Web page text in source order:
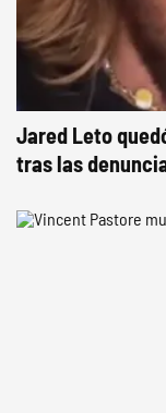
Jared Leto
tras las